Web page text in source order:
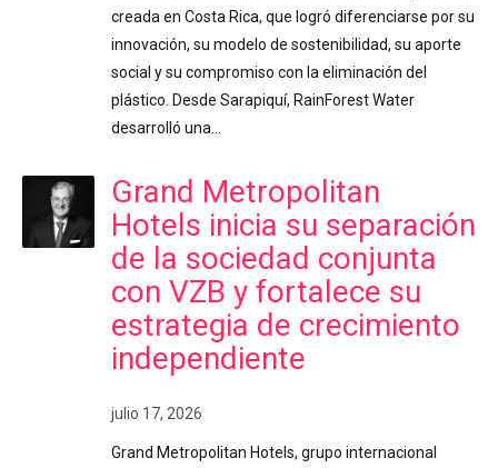
creada en Costa Rica, que logró diferenciarse por su
innovación, su modelo de sostenibilidad, su aporte
social y su compromiso con la eliminación del
plástico. Desde Sarapiquí, RainForest Water
desarrolló una…
Grand Metropolitan
Hotels inicia su separación
de la sociedad conjunta
con VZB y fortalece su
estrategia de crecimiento
independiente
julio 17, 2026
Grand Metropolitan Hotels, grupo internacional